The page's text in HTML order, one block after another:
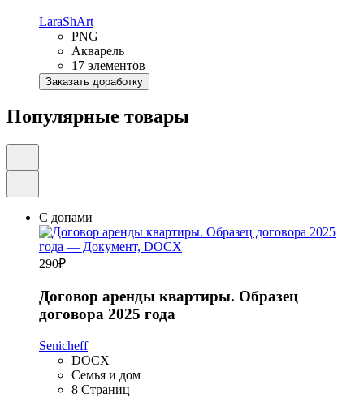
LaraShArt
PNG
Акварель
17 элементов
Заказать доработку
Популярные товары
С допами
290₽
Договор аренды квартиры. Образец
договора 2025 года
Senicheff
DOCX
Семья и дом
8 Страниц